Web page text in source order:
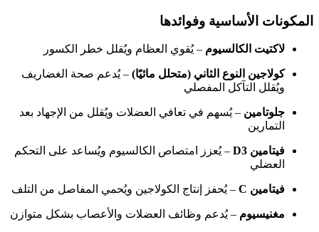
المكونات الأساسية وفوائدها
لاكتيت الكالسيوم –يُقوي العظام ويُقلل خطر الكسور
كولاجين النوع الثاني (متحلل مائيًا) –يُدعم صحة الغضاريف
ويُقلل التآكل المفصلي
جلوتامين –يُسهم في تعافي العضلات ويُقلل من الإجهاد بعد
التمارين
فيتامين D3
–يُعزز امتصاص الكالسيوم ويُساعد على التحكم
العضلي
فيتامين C
–يُحفز إنتاج الكولاجين ويُحمي المفاصل من التلف
مغنيسيوم –يُدعم وظائف العضلات والأعصاب بشكل متوازن